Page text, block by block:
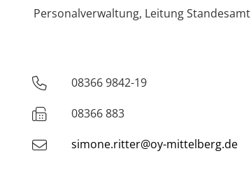
Personalverwaltung, Leitung Standesamt
Telefon
08366 9842-19
Fax
08366 883
simone.ritter@oy-mittelberg.de